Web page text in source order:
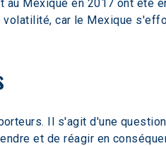
au Mexique en 2017 ont été
volatilité, car le Mexique
Il s'agit d'une question
et de réagir en